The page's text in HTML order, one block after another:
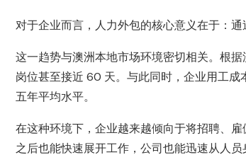
对于企业而言，人力外包的核心意义在于：
这一趋势与澳洲本地市场环境密切相关。根
岗位甚至接近 60 天。与此同时，企业用工
五年平均水平。
在这种环境下，企业越来越倾向于将招聘、
之后也能快速展开工作，公司也能迅速从人员